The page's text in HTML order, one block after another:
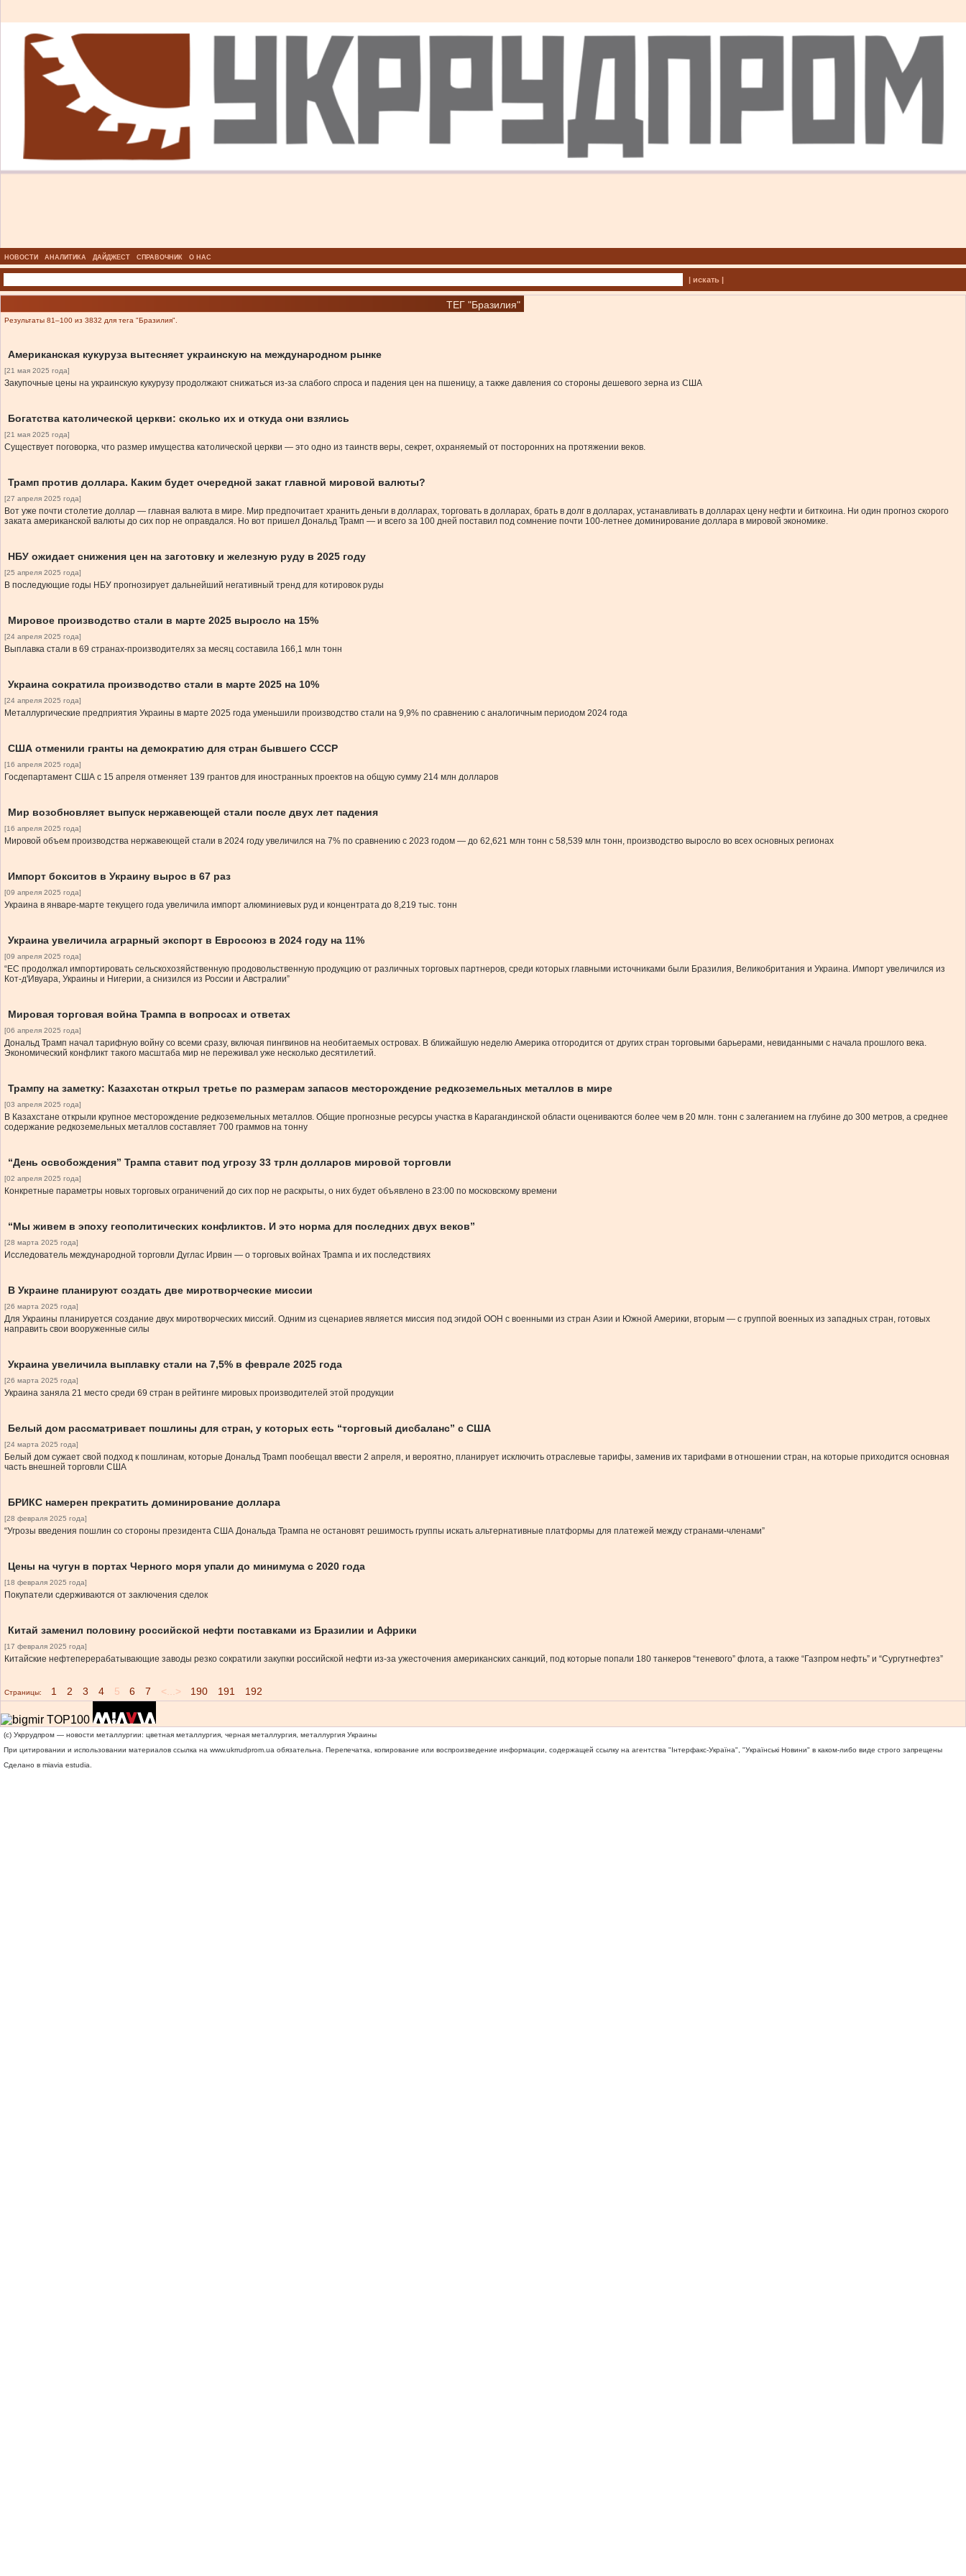
НОВОСТИ АНАЛИТИКА ДАЙДЖЕСТ СПРАВОЧНИК О НАС
| искать |
ТЕГ "Бразилия"
Результаты 81–100 из 3832 для тега "Бразилия".
Американская кукуруза вытесняет украинскую на международном рынке
[21 мая 2025 года]
Закупочные цены на украинскую кукурузу продолжают снижаться из-за слабого спроса и падения цен на пшеницу, а также давления со стороны дешевого зерна из США
Богатства католической церкви: сколько их и откуда они взялись
[21 мая 2025 года]
Существует поговорка, что размер имущества католической церкви — это одно из таинств веры, секрет, охраняемый от посторонних на протяжении веков.
Трамп против доллара. Каким будет очередной закат главной мировой валюты?
[27 апреля 2025 года]
Вот уже почти столетие доллар — главная валюта в мире. Мир предпочитает хранить деньги в долларах, торговать в долларах, брать в долг в долларах, устанавливать в долларах цену нефти и биткоина. Ни один прогноз скорого
заката американской валюты до сих пор не оправдался. Но вот пришел Дональд Трамп — и всего за 100 дней поставил под сомнение почти 100-летнее доминирование доллара в мировой экономике.
НБУ ожидает снижения цен на заготовку и железную руду в 2025 году
[25 апреля 2025 года]
В последующие годы НБУ прогнозирует дальнейший негативный тренд для котировок руды
Мировое производство стали в марте 2025 выросло на 15%
[24 апреля 2025 года]
Выплавка стали в 69 странах-производителях за месяц составила 166,1 млн тонн
Украина сократила производство стали в марте 2025 на 10%
[24 апреля 2025 года]
Металлургические предприятия Украины в марте 2025 года уменьшили производство стали на 9,9% по сравнению с аналогичным периодом 2024 года
США отменили гранты на демократию для стран бывшего СССР
[16 апреля 2025 года]
Госдепартамент США с 15 апреля отменяет 139 грантов для иностранных проектов на общую сумму 214 млн долларов
Мир возобновляет выпуск нержавеющей стали после двух лет падения
[16 апреля 2025 года]
Мировой объем производства нержавеющей стали в 2024 году увеличился на 7% по сравнению с 2023 годом — до 62,621 млн тонн с 58,539 млн тонн, производство выросло во всех основных регионах
Импорт бокситов в Украину вырос в 67 раз
[09 апреля 2025 года]
Украина в январе-марте текущего года увеличила импорт алюминиевых руд и концентрата до 8,219 тыс. тонн
Украина увеличила аграрный экспорт в Евросоюз в 2024 году на 11%
[09 апреля 2025 года]
“ЕС продолжал импортировать сельскохозяйственную продовольственную продукцию от различных торговых партнеров, среди которых главными источниками были Бразилия, Великобритания и Украина. Импорт увеличился из
Кот-д'Ивуара, Украины и Нигерии, а снизился из России и Австралии”
Мировая торговая война Трампа в вопросах и ответах
[06 апреля 2025 года]
Дональд Трамп начал тарифную войну со всеми сразу, включая пингвинов на необитаемых островах. В ближайшую неделю Америка отгородится от других стран торговыми барьерами, невиданными с начала прошлого века.
Экономический конфликт такого масштаба мир не переживал уже несколько десятилетий.
Трампу на заметку: Казахстан открыл третье по размерам запасов месторождение редкоземельных металлов в мире
[03 апреля 2025 года]
В Казахстане открыли крупное месторождение редкоземельных металлов. Общие прогнозные ресурсы участка в Карагандинской области оцениваются более чем в 20 млн. тонн с залеганием на глубине до 300 метров, а среднее
содержание редкоземельных металлов составляет 700 граммов на тонну
“День освобождения” Трампа ставит под угрозу 33 трлн долларов мировой торговли
[02 апреля 2025 года]
Конкретные параметры новых торговых ограничений до сих пор не раскрыты, о них будет объявлено в 23:00 по московскому времени
“Мы живем в эпоху геополитических конфликтов. И это норма для последних двух веков”
[28 марта 2025 года]
Исследователь международной торговли Дуглас Ирвин — о торговых войнах Трампа и их последствиях
В Украине планируют создать две миротворческие миссии
[26 марта 2025 года]
Для Украины планируется создание двух миротворческих миссий. Одним из сценариев является миссия под эгидой ООН с военными из стран Азии и Южной Америки, вторым — с группой военных из западных стран, готовых
направить свои вооруженные силы
Украина увеличила выплавку стали на 7,5% в феврале 2025 года
[26 марта 2025 года]
Украина заняла 21 место среди 69 стран в рейтинге мировых производителей этой продукции
Белый дом рассматривает пошлины для стран, у которых есть “торговый дисбаланс” с США
[24 марта 2025 года]
Белый дом сужает свой подход к пошлинам, которые Дональд Трамп пообещал ввести 2 апреля, и вероятно, планирует исключить отраслевые тарифы, заменив их тарифами в отношении стран, на которые приходится основная
часть внешней торговли США
БРИКС намерен прекратить доминирование доллара
[28 февраля 2025 года]
“Угрозы введения пошлин со стороны президента США Дональда Трампа не остановят решимость группы искать альтернативные платформы для платежей между странами-членами”
Цены на чугун в портах Черного моря упали до минимума с 2020 года
[18 февраля 2025 года]
Покупатели сдерживаются от заключения сделок
Китай заменил половину российской нефти поставками из Бразилии и Африки
[17 февраля 2025 года]
Китайские нефтеперерабатывающие заводы резко сократили закупки российской нефти из-за ужесточения американских санкций, под которые попали 180 танкеров “теневого” флота, а также “Газпром нефть” и “Сургутнефтез”
Страницы: 1 2 3 4 5 6 7 <...> 190 191 192
(c) Укррудпром — новости металлургии: цветная металлургия, черная металлургия, металлургия Украины
При цитировании и использовании материалов ссылка на www.ukrrudprom.ua обязательна. Перепечатка, копирование или воспроизведение информации, содержащей ссылку на агентства "Iнтерфакс-Україна", "Українськi Новини" в каком-либо виде строго запрещены
Сделано в miavia estudia.